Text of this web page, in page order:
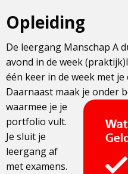
Opleiding
De leergang Manschap A
avond in de week
één keer in de week met je
Daarnaast maak je onder
waarmee je je
portfolio vult.
Je sluit je
leergang af
met examens.